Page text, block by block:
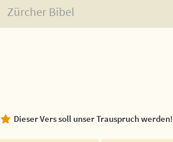
Zürcher Bibel
Dieser Vers soll unser Trauspruch werden!